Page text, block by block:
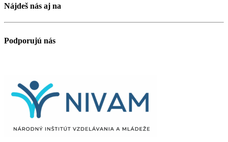
Nájdeš nás aj na
Podporujú nás